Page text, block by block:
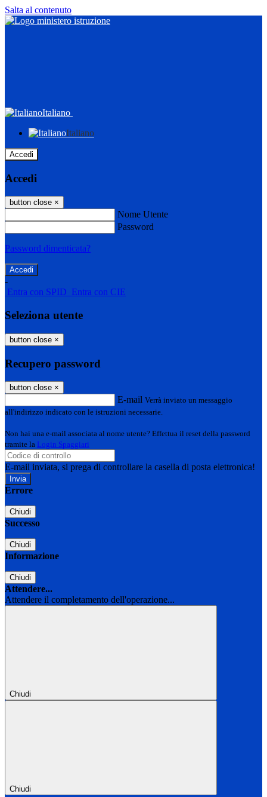
Salta al contenuto
Italiano
Italiano
Accedi
Accedi
button close ×
Nome Utente
Password
Password dimenticata?
-
Entra con SPID Entra con CIE
Seleziona utente
button close ×
Recupero password
button close ×
E-mail Verrà inviato un messaggio
all'indirizzo indicato con le istruzioni necessarie.
Non hai una e-mail associata al nome utente? Effettua il reset della password
tramite la Login Spaggiari
E-mail inviata, si prega di controllare la casella di posta elettronica!
Errore
Chiudi
Successo
Chiudi
Informazione
Chiudi
Attendere...
Attendere il completamento dell'operazione...
Chiudi
Chiudi